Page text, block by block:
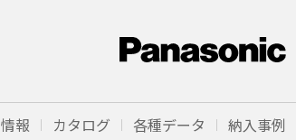
報 カタログ 各種データ 納入事例